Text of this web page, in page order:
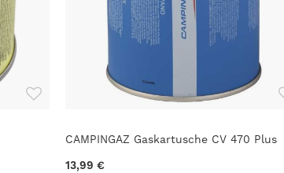
CAMPINGAZ Gaskartusche CV 470 Plus
13,99 €